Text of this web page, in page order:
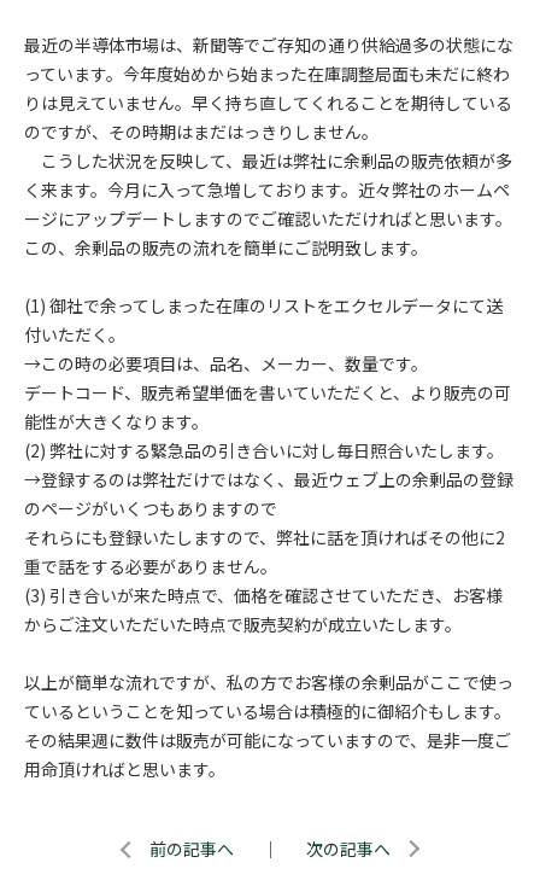
最近の半導体市場は、新聞等でご存知の通り供給過多の状態にな
っています。今年度始めから始まった在庫調整局面も未だに終わ
りは見えていません。早く持ち直してくれることを期待している
のですが、その時期はまだはっきりしません。
こうした状況を反映して、最近は弊社に余剰品の販売依頼が多
く来ます。今月に入って急増しております。近々弊社のホームペ
ージにアップデートしますのでご確認いただければと思います。
この、余剰品の販売の流れを簡単にご説明致します。
(1) 御社で余ってしまった在庫のリストをエクセルデータにて送
付いただく。
→この時の必要項目は、品名、メーカー、数量です。
デートコード、販売希望単価を書いていただくと、より販売の可
能性が大きくなります。
(2) 弊社に対する緊急品の引き合いに対し毎日照合いたします。
→登録するのは弊社だけではなく、最近ウェブ上の余剰品の登録
のページがいくつもありますので
それらにも登録いたしますので、弊社に話を頂ければその他に2
重で話をする必要がありません。
(3) 引き合いが来た時点で、価格を確認させていただき、お客様
からご注文いただいた時点で販売契約が成立いたします。
以上が簡単な流れですが、私の方でお客様の余剰品がここで使っ
ているということを知っている場合は積極的に御紹介もします。
その結果週に数件は販売が可能になっていますので、是非一度ご
用命頂ければと思います。
前の記事へ ｜ 次の記事へ